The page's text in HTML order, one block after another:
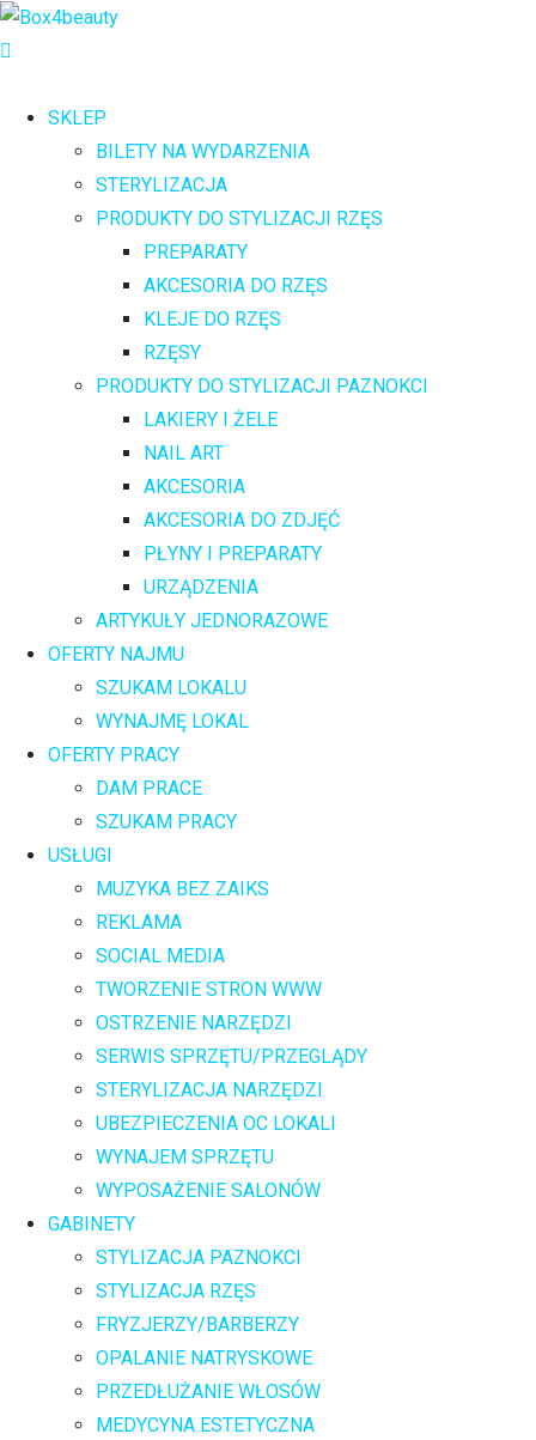
SKLEP
BILETY NA WYDARZENIA
STERYLIZACJA
PRODUKTY DO STYLIZACJI RZĘS
PREPARATY
AKCESORIA DO RZĘS
KLEJE DO RZĘS
RZĘSY
PRODUKTY DO STYLIZACJI PAZNOKCI
LAKIERY I ŻELE
NAIL ART
AKCESORIA
AKCESORIA DO ZDJĘĆ
PŁYNY I PREPARATY
URZĄDZENIA
ARTYKUŁY JEDNORAZOWE
OFERTY NAJMU
SZUKAM LOKALU
WYNAJMĘ LOKAL
OFERTY PRACY
DAM PRACE
SZUKAM PRACY
USŁUGI
MUZYKA BEZ ZAIKS
REKLAMA
SOCIAL MEDIA
TWORZENIE STRON WWW
OSTRZENIE NARZĘDZI
SERWIS SPRZĘTU/PRZEGLĄDY
STERYLIZACJA NARZĘDZI
UBEZPIECZENIA OC LOKALI
WYNAJEM SPRZĘTU
WYPOSAŻENIE SALONÓW
GABINETY
STYLIZACJA PAZNOKCI
STYLIZACJA RZĘS
FRYZJERZY/BARBERZY
OPALANIE NATRYSKOWE
PRZEDŁUŻANIE WŁOSÓW
MEDYCYNA ESTETYCZNA